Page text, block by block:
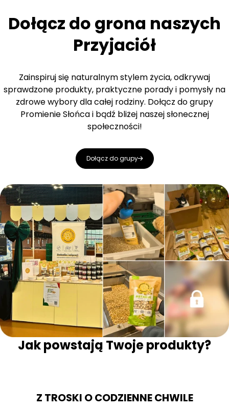
Dołącz do grona naszych
Przyjaciół
Zainspiruj się naturalnym stylem życia, odkrywaj
sprawdzone produkty, praktyczne porady i pomysły na
zdrowe wybory dla całej rodziny. Dołącz do grupy
Promienie Słońca i bądź bliżej naszej słonecznej
społeczności!
Dołącz do grupy
Jak powstają Twoje produkty?
Z TROSKI O CODZIENNE CHWILE